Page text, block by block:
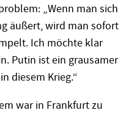
„Wenn man sich
äußert, wird man sofort
Ich möchte klar
Putin ist ein grausamer
diesem Krieg.“
war in Frankfurt zu